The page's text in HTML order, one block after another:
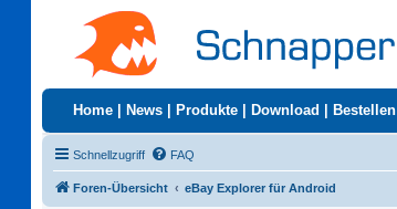
Home News Produkte Download Bestellen
Schnellzugriff FAQ
Foren-Übersicht eBay Explorer für Android